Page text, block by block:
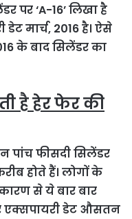
पर ‘A-16’ लिखा है
मार्च, 2016 है। ऐसे
के बाद सिलेंडर का
है हेर फेर की
फीसदी सिलेंडर
होते हैं। लोगों के
से ये बार बार
एक्सपायरी डेट औसतन